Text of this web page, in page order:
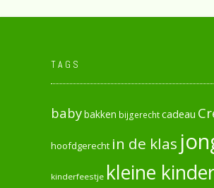
TAGS
babybakken bijgerechtcadeau
hoofdgerecht in de klas
kinderfeestje kleine